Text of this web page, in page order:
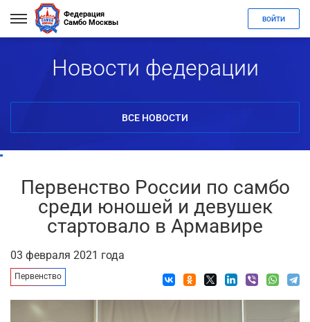
Федерация
Самбо Москвы
ВОЙТИ
Новости федерации
ВСЕ НОВОСТИ
Первенство России по самбо
среди юношей и девушек
стартовало в Армавире
03 февраля 2021 года
Первенство